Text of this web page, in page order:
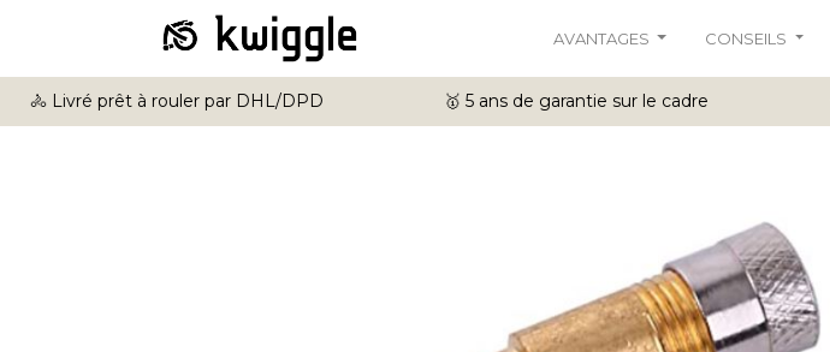
AVANTAGES CONSEILS
🚴 Livré prêt à rouler par DHL/DPD 🥇 5 ans de garantie sur le cadre